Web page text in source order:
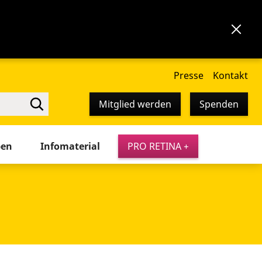
Presse Kontakt
Mitglied werden Spenden
Infomaterial PRO RETINA +